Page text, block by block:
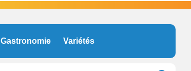
Gastronomie Variétés